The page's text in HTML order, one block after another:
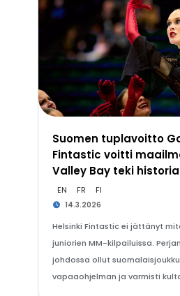
Suomen tuplavoitto
Fintastic voitti
Valley Bay teki
EN FR FI
14.3.2026
Helsinki Fintastic ei jättänyt
juniorien MM-kilpailuissa.
johdossa ollut
vapaaohjelman ja varmisti